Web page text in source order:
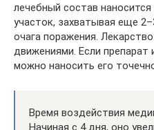
лечебный состав
участок, захватывая еще
очага поражения.
движениями. Если
можно наносить его
Время воздействия
Начиная с 4 дня, оно